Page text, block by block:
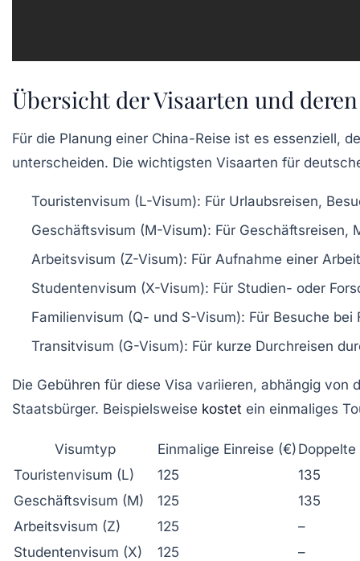
Übersicht der Visaarten und
Für die Planung einer China-Reise ist es essenziell,
unterscheiden. Die wichtigsten Visaarten für
Touristenvisum (L-Visum): Für Urlaubsreisen,
Geschäftsvisum (M-Visum): Für Geschäftsreisen,
Arbeitsvisum (Z-Visum): Für Aufnahme einer
Studentenvisum (X-Visum): Für Studien- oder
Familienvisum (Q- und S-Visum): Für Besuche
Transitvisum (G-Visum): Für kurze Durchreisen
Die Gebühren für diese Visa variieren, abhängig von
Staatsbürger. Beispielsweise kostet ein einmaliges
Visumtyp Einmalige Einreise (€) Doppelte
Touristenvisum (L)
125
135
Geschäftsvisum (M)
125
135
Arbeitsvisum (Z)
125
–
Studentenvisum (X)
125
–